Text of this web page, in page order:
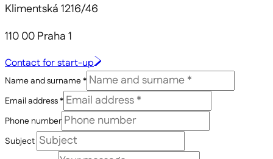
Klimentská 1216/46
110 00 Praha 1
Contact for start-up
Name and surname *
Email address *
Phone number
Subject